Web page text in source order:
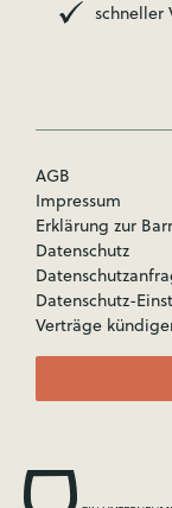
schneller
AGB
Impressum
Erklärung zur
Datenschutz
Datenschutz-
Verträge